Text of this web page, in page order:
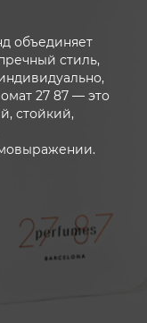
объединяет
стиль,
27 87 — это
стойкий,